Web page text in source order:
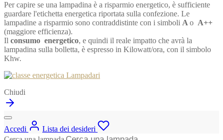
Per capire se una lampadina è a risparmio energetico, è sufficiente
guardare l'etichetta energetica riportata sulla confezione. Le
lampadine a risparmio sono contraddistinte con i simboli Ao A++
(maggiore efficienza).
Il consumo energetico, e quindi il reale impatto che avrà la
lampadina sulla bolletta, è espresso in Kilowatt/ora, con il simbolo
Khw.
Chiudi
Accedi
Lista dei desideri